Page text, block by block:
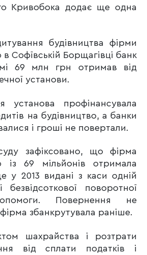
Кривобока додає ще одна
будівництва фірми
Софївській Борщагівці банк
69 млн грн отримав від
установи.
установа профінансувала
на будівництво, а банки
і гроші не повертали.
зафіксовано, що фірма
із 69 мільйонів отримала
у 2013 видані з каси одній
поворотної
Повернення не
збанкрутувала раніше.
шахрайства і розтрати
від сплати податків і